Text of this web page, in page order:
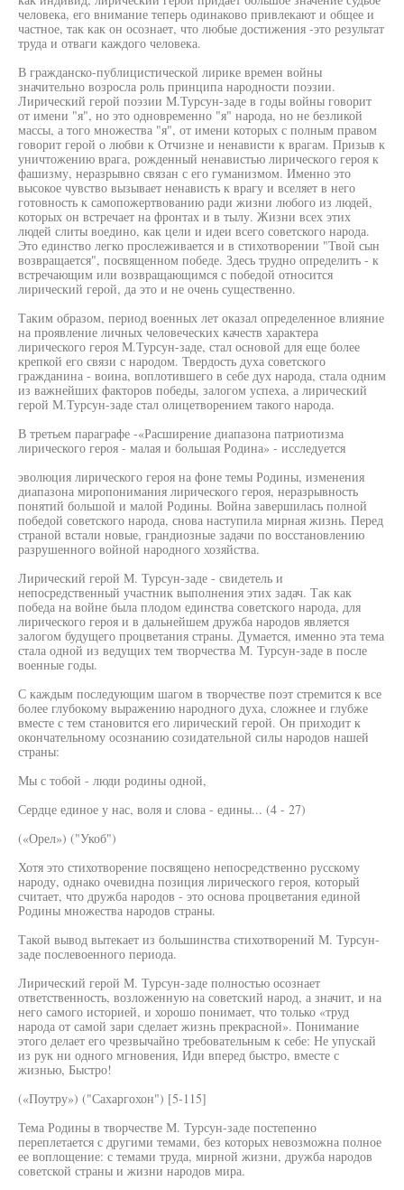
человека, его внимание теперь одинаково привлекают и общее и
частное, так как он осознает, что любые достижения -это результат
труда и отваги каждого человека.
В гражданско-публицистической лирике времен войны
значительно возросла роль принципа народности поэзии.
Лирический герой поэзии М.Турсун-заде в годы войны говорит
от имени "я", но это одновременно "я" народа, но не безликой
массы, а того множества "я", от имени которых с полным правом
говорит герой о любви к Отчизне и ненависти к врагам. Призыв к
уничтожению врага, рожденный ненавистью лирического героя к
фашизму, неразрывно связан с его гуманизмом. Именно это
высокое чувство вызывает ненависть к врагу и вселяет в него
готовность к самопожертвованию ради жизни любого из людей,
которых он встречает на фронтах и в тылу. Жизни всех этих
людей слиты воедино, как цели и идеи всего советского народа.
Это единство легко прослеживается и в стихотворении "Твой сын
возвращается", посвященном победе. Здесь трудно определить - к
встречающим или возвращающимся с победой относится
лирический герой, да это и не очень существенно.
Таким образом, период военных лет оказал определенное влияние
на проявление личных человеческих качеств характера
лирического героя М.Турсун-заде, стал основой для еще более
крепкой его связи с народом. Твердость духа советского
гражданина - воина, воплотившего в себе дух народа, стала одним
из важнейших факторов победы, залогом успеха, а лирический
герой М.Турсун-заде стал олицетворением такого народа.
В третьем параграфе -«Расширение диапазона патриотизма
лирического героя - малая и большая Родина» - исследуется
эволюция лирического героя на фоне темы Родины, изменения
диапазона миропонимания лирического героя, неразрывность
понятий большой и малой Родины. Война завершилась полной
победой советского народа, снова наступила мирная жизнь. Перед
страной встали новые, грандиозные задачи по восстановлению
разрушенного войной народного хозяйства.
Лирический герой М. Турсун-заде - свидетель и
непосредственный участник выполнения этих задач. Так как
победа на войне была плодом единства советского народа, для
лирического героя и в дальнейшем дружба народов является
залогом будущего процветания страны. Думается, именно эта тема
стала одной из ведущих тем творчества М. Турсун-заде в после
военные годы.
С каждым последующим шагом в творчестве поэт стремится к все
более глубокому выражению народного духа, сложнее и глубже
вместе с тем становится его лирический герой. Он приходит к
окончательному осознанию созидательной силы народов нашей
страны:
Мы с тобой - люди родины одной,
Сердце единое у нас, воля и слова - едины... (4 - 27)
(«Орел») ("Укоб")
Хотя это стихотворение посвящено непосредственно русскому
народу, однако очевидна позиция лирического героя, который
считает, что дружба народов - это основа процветания единой
Родины множества народов страны.
Такой вывод вытекает из большинства стихотворений М. Турсун-
заде послевоенного периода.
Лирический герой М. Турсун-заде полностью осознает
ответственность, возложенную на советский народ, а значит, и на
него самого историей, и хорошо понимает, что только «труд
народа от самой зари сделает жизнь прекрасной». Понимание
этого делает его чрезвычайно требовательным к себе: Не упускай
из рук ни одного мгновения, Иди вперед быстро, вместе с
жизнью, Быстро!
(«Поутру») ("Сахаргохон") [5-115]
Тема Родины в творчестве М. Турсун-заде постепенно
переплетается с другими темами, без которых невозможна полное
ее воплощение: с темами труда, мирной жизни, дружба народов
советской страны и жизни народов мира.